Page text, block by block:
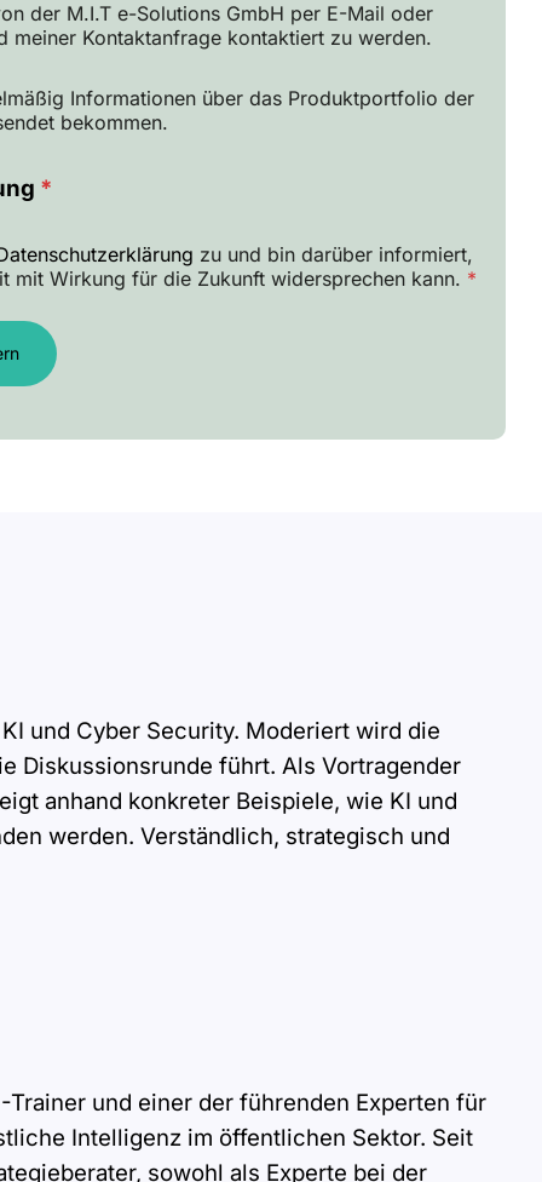
der M.I.T e-Solutions GmbH per E-Mail oder
meiner Kontaktanfrage kontaktiert zu werden.
Informationen über das Produktportfolio der
bekommen.
*
zu und bin darüber informiert,
mit Wirkung für die Zukunft widersprechen kann. *
und Cyber Security. Moderiert wird die
Diskussionsrunde führt. Als Vortragender
anhand konkreter Beispiele, wie KI und
werden. Verständlich, strategisch und
und einer der führenden Experten für
Intelligenz im öffentlichen Sektor. Seit
sowohl als Experte bei der